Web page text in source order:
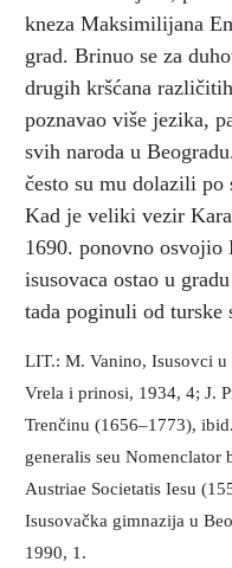
kneza Maksimilijana
grad. Brinuo se za
drugih kršćana
poznavao više jezika,
svih naroda u
često su mu dolazili
Kad je veliki vezir
1690. ponovno osvojio
isusovaca ostao u
tada poginuli od turske
LIT.: M. Vanino, Isusovci
Vrela i prinosi, 1934, 4; J.
Trenčinu (1656–1773),
generalis seu Nomenclator
Austriae Societatis Iesu
Isusovačka gimnazija u
1990, 1.